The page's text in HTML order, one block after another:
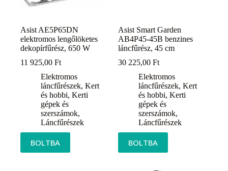
Asist AE5P65DN
elektromos lengőlöketes
dekopírfűrész, 650 W
11 925,00 Ft
Elektromos
láncfűrészek, Kert
és hobbi, Kerti
gépek és
szerszámok,
Láncfűrészek
BOLTBA
Asist Smart Garden
AB4P45-45B benzines
láncfűrész, 45 cm
30 225,00Ft
Elektromos
láncfűrészek,Kert
és hobbi,Kerti
gépek és
szerszámok,
Láncfűrészek
BOLTBA